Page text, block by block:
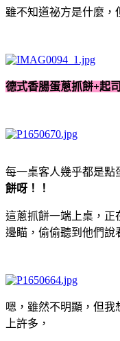
雖不知道祕方是什麼，
德式香腸蛋蔥抓餅+起司
每一桌客人幾乎都是點
餅呀！！
這蔥抓餅一端上桌，正
邊瞄，偷偷聽到他們說
嗯，雖然不明顯，但我
上許多，